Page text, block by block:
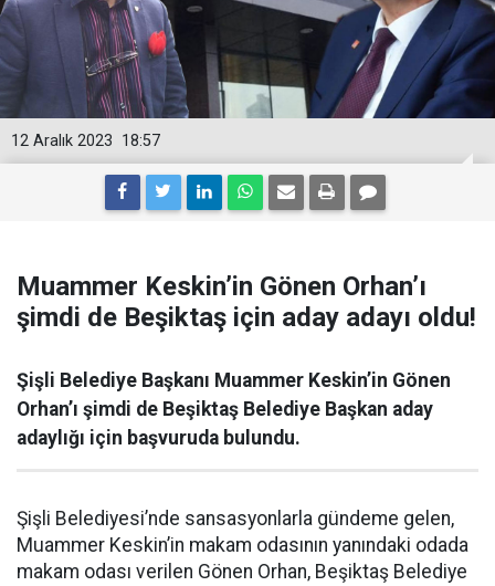
18:57
12 Aralık 2023
Muammer Keskin’in Gönen Orhan’ı
şimdi de Beşiktaş için aday adayı oldu!
Şişli Belediye Başkanı Muammer Keskin’in Gönen
Orhan’ı şimdi de Beşiktaş Belediye Başkan aday
adaylığı için başvuruda bulundu.
Şişli Belediyesi’nde sansasyonlarla gündeme gelen,
Muammer Keskin’in makam odasının yanındaki odada
makam odası verilen Gönen Orhan, Beşiktaş Belediye